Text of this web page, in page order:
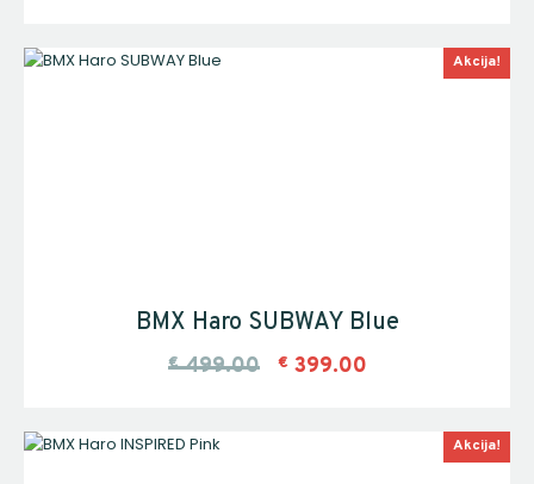
Akcija!
BMX Haro SUBWAY Blue
€ 499.00 € 399.00
Akcija!